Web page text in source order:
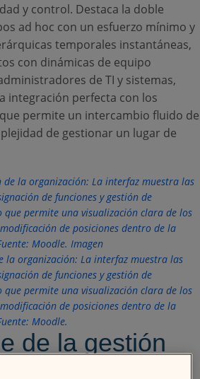
y control. Destaca la doble
ad hoc con un esfuerzo mínimo y
temporales instantáneas,
con dinámicas de equipo
de TI y sistemas,
integración perfecta con los
permite un intercambio fluido de
de gestionar un lugar de
la organización: La interfaz muestra las
de funciones y gestión de
permite una visualización clara de los
de posiciones dentro de la
Moodle.
de la gestión
centrado en el